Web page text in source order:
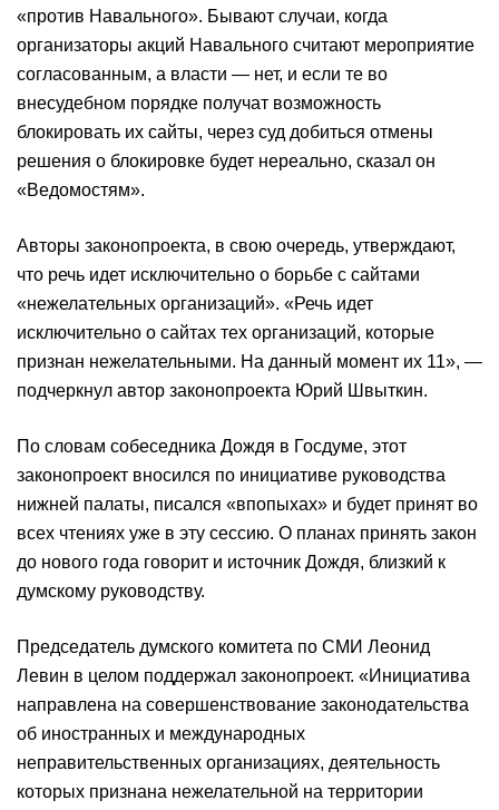
«против Навального». Бывают случаи, когда
организаторы акций Навального считают мероприятие
согласованным, а власти — нет, и если те во
внесудебном порядке получат возможность
блокировать их сайты, через суд добиться отмены
решения о блокировке будет нереально, сказал он
«Ведомостям».
Авторы законопроекта, в свою очередь, утверждают,
что речь идет исключительно о борьбе с сайтами
«нежелательных организаций». «Речь идет
исключительно о сайтах тех организаций, которые
признан нежелательными. На данный момент их 11», —
подчеркнул автор законопроекта Юрий Швыткин.
По словам собеседника Дождя в Госдуме, этот
законопроект вносился по инициативе руководства
нижней палаты, писался «впопыхах» и будет принят во
всех чтениях уже в эту сессию. О планах принять закон
до нового года говорит и источник Дождя, близкий к
думскому руководству.
Председатель думского комитета по СМИ Леонид
Левин в целом поддержал законопроект. «Инициатива
направлена на совершенствование законодательства
об иностранных и международных
неправительственных организациях, деятельность
которых признана нежелательной на территории